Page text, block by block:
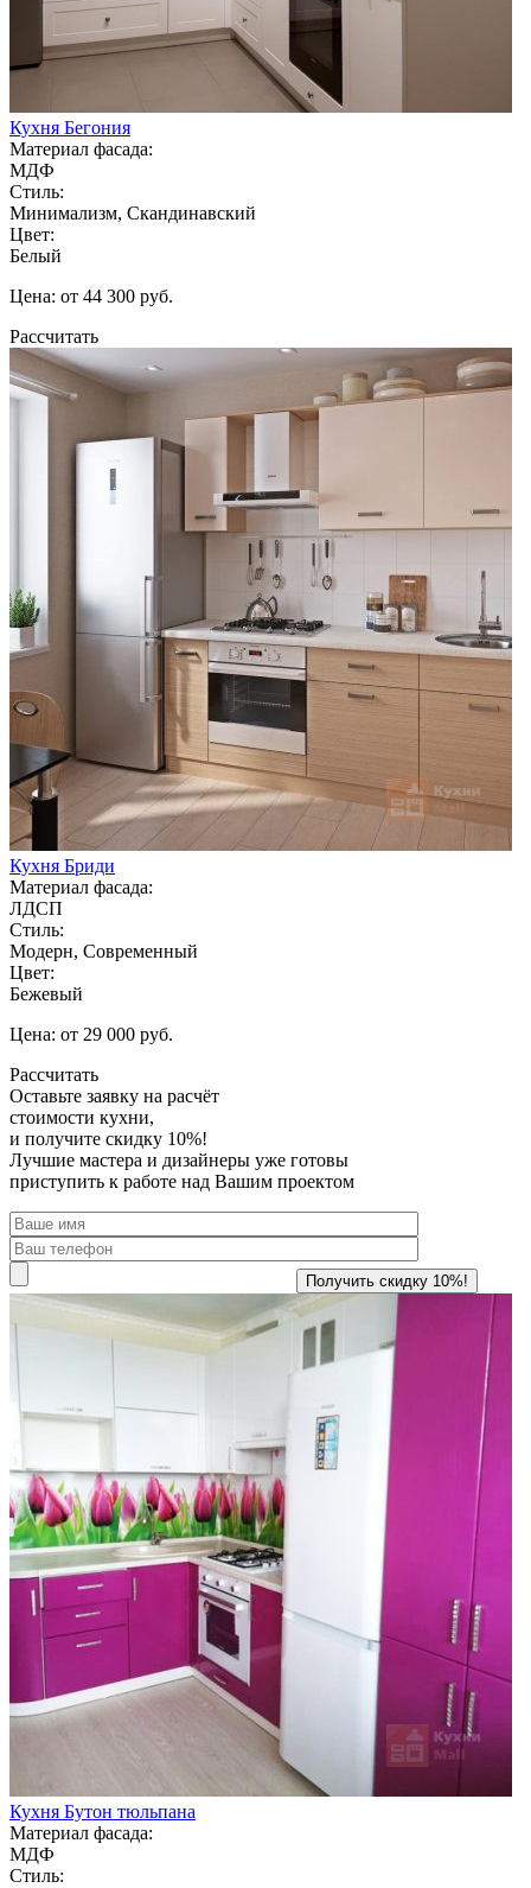
Кухня Бегония
Материал фасада:
МДФ
Стиль:
Минимализм, Скандинавский
Цвет:
Белый
Цена: от 44 300 руб.
Рассчитать
Кухня Бриди
Материал фасада:
ЛДСП
Стиль:
Модерн, Современный
Цвет:
Бежевый
Цена: от 29 000 руб.
Рассчитать
Оставьте заявку на расчёт
стоимости кухни,
и получите скидку 10%!
Лучшие мастера и дизайнеры уже готовы
приступить к работе над Вашим проектом
Кухня Бутон тюльпана
Материал фасада:
МДФ
Стиль: